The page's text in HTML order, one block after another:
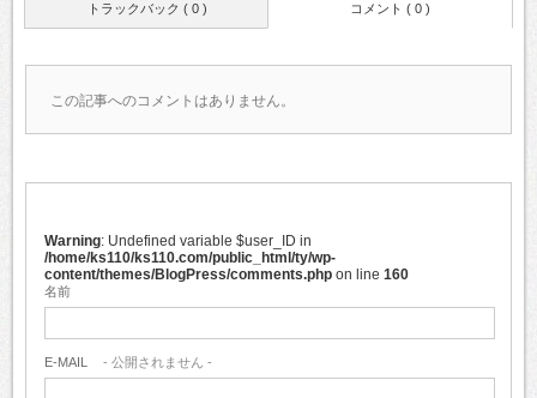
トラックバック ( 0 ) コメント ( 0 )
この記事へのコメントはありません。
Warning : Undefined variable $user_ID in
/home/ks110/ks110.com/public_html/ty/wp-
content/themes/BlogPress/comments.php on line 160
名前
E-MAIL - 公開されません -